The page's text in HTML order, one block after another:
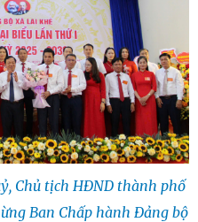
Chủ tịch HĐND thành phố
Ban Chấp hành Đảng bộ